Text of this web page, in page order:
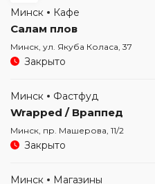
Минск
Кафе
Салам плов
Минск, ул. Якуба Коласа, 37
Закрыто
Минск Фастфуд
Wrapped / Враппед
Минск, пр. Машерова, 11/2
Закрыто
Минск Магазины